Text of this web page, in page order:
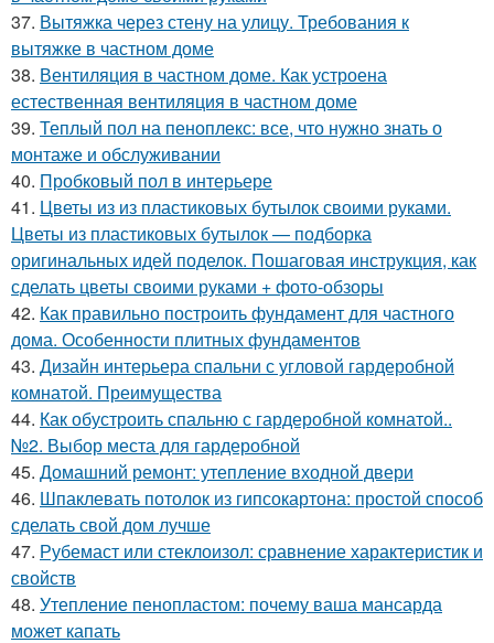
37. Вытяжка через стену на улицу. Требования к
вытяжке в частном доме
38. Вентиляция в частном доме. Как устроена
естественная вентиляция в частном доме
39. Теплый пол на пеноплекс: все, что нужно знать о
монтаже и обслуживании
40. Пробковый пол в интерьере
41. Цветы из из пластиковых бутылок своими руками.
Цветы из пластиковых бутылок — подборка
оригинальных идей поделок. Пошаговая инструкция, как
сделать цветы своими руками + фото-обзоры
42. Как правильно построить фундамент для частного
дома. Особенности плитных фундаментов
43. Дизайн интерьера спальни с угловой гардеробной
комнатой. Преимущества
44. Как обустроить спальню с гардеробной комнатой..
№2. Выбор места для гардеробной
45. Домашний ремонт: утепление входной двери
46. Шпаклевать потолок из гипсокартона: простой способ
сделать свой дом лучше
47. Рубемаст или стеклоизол: сравнение характеристик и
свойств
48. Утепление пенопластом: почему ваша мансарда
может капать